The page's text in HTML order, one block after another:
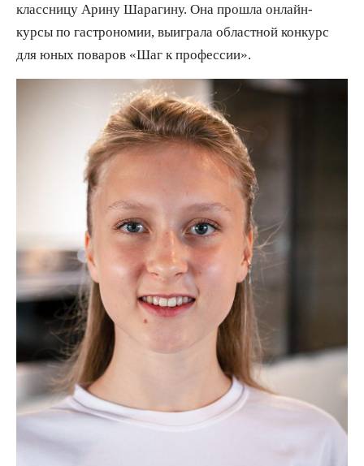
классницу Арину Шарагину. Она прошла онлайн-
курсы по гастрономии, выиграла областной конкурс
для юных поваров «Шаг к профессии».